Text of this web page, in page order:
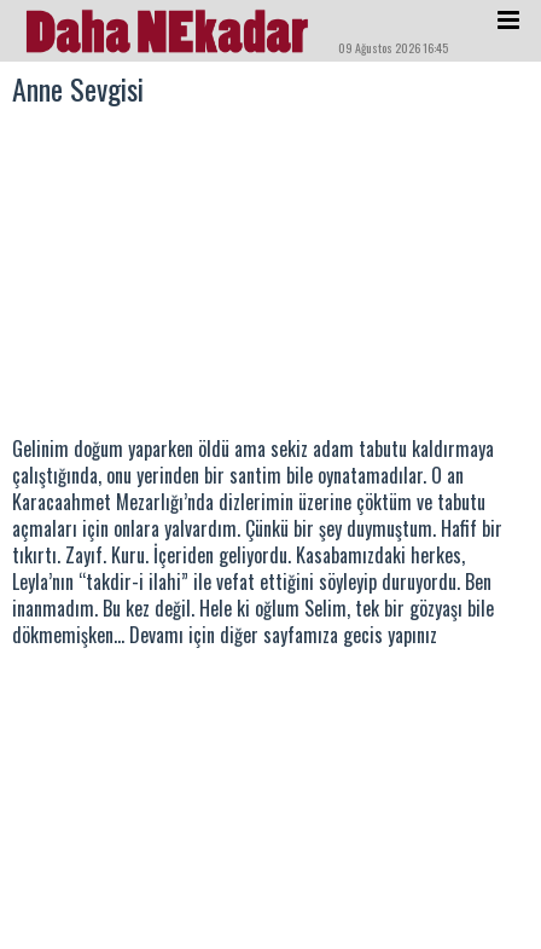
09 Ağustos 2026 16:45
Anne Sevgisi
Gelinim doğum yaparken öldü ama sekiz adam tabutu kaldırmaya
çalıştığında, onu yerinden bir santim bile oynatamadılar. O an
Karacaahmet Mezarlığı’nda dizlerimin üzerine çöktüm ve tabutu
açmaları için onlara yalvardım. Çünkü bir şey duymuştum. Hafif bir
tıkırtı. Zayıf. Kuru. İçeriden geliyordu. Kasabamızdaki herkes,
Leyla’nın “takdir-i ilahi” ile vefat ettiğini söyleyip duruyordu. Ben
inanmadım. Bu kez değil. Hele ki oğlum Selim, tek bir gözyaşı bile
dökmemişken… Devamı için diğer sayfamıza gecis yapınız